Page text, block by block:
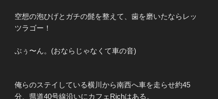
空想の泡ひげとガチの髭を整えて、歯を磨いたならレッ
ツラゴー！
ぶぅ〜ん。(おならじゃなくて車の音)
俺らのステイしている横川から南西へ車を走らせ約45
分、県道40号線沿いにカフェRichはある。